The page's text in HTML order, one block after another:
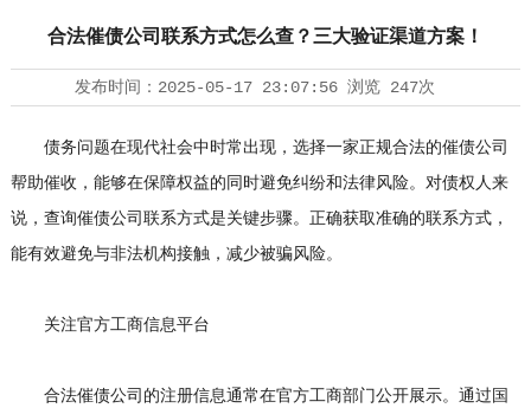
合法催债公司联系方式怎么查？三大验证渠道方案！
发布时间： 2025-05-17 23:07:56浏览 247次
债务问题在现代社会中时常出现，选择一家正规合法的催债公司
帮助催收，能够在保障权益的同时避免纠纷和法律风险。对债权人来
说，查询催债公司联系方式是关键步骤。正确获取准确的联系方式，
能有效避免与非法机构接触，减少被骗风险。
关注官方工商信息平台
合法催债公司的注册信息通常在官方工商部门公开展示。通过国